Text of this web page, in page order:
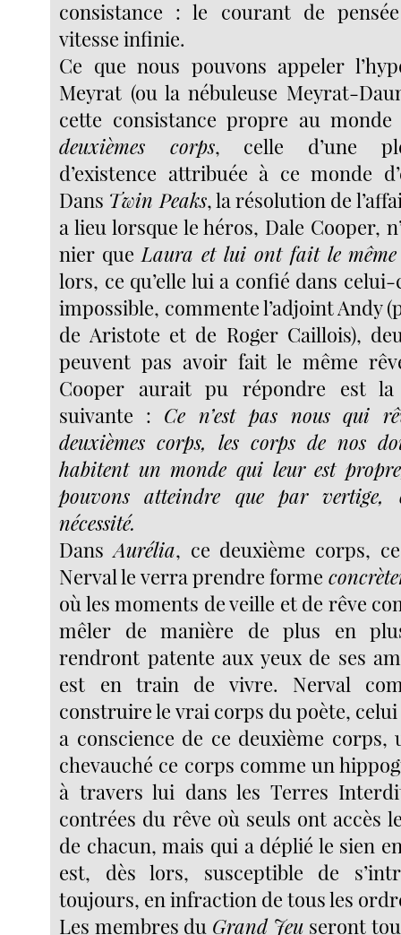
consistance : le courant de
vitesse infinie.
Ce que nous pouvons appeler
Meyrat (ou la nébuleuse Meyrat-
cette consistance propre au
deuxièmes corps, celle d’une
d’existence attribuée à ce monde
Dans Twin Peaks, la résolution de
a lieu lorsque le héros, Dale Cooper,
nier queLaura et lui ont fait le même
lors, ce qu’elle lui a confié dans
impossible, commente l’adjoint Andy
de Aristote et de Roger Caillois),
peuvent pas avoir fait le même
Cooper aurait pu répondre est
suivante : Ce n’est pas nous qui
deuxièmes corps, les corps de nos
habitent un monde qui leur est
pouvons atteindre que par vertige,
nécessité.
DansAurélia, ce deuxième corps,
Nerval le verra prendre forme
où les moments de veille et de rêve
mêler de manière de plus en
rendront patente aux yeux de ses
est en train de vivre. Nerval
construire le vrai corps du poète,
a conscience de ce deuxième
chevauché ce corps comme un
à travers lui dans les Terres
contrées du rêve où seuls ont accès
de chacun, mais qui a déplié le sien
est, dès lors, susceptible de
toujours, en infraction de tous les
Les membres du Grand Jeu seront